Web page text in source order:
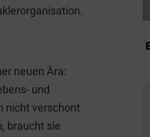
neuen Ära:
und
nicht verschont
braucht sie